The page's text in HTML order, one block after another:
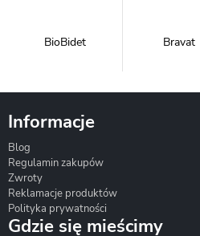
BioBidet Bravat
Informacje
Blog
Regulamin zakupów
Zwroty
Reklamacje produktów
Polityka prywatności
Gdzie się mieścimy